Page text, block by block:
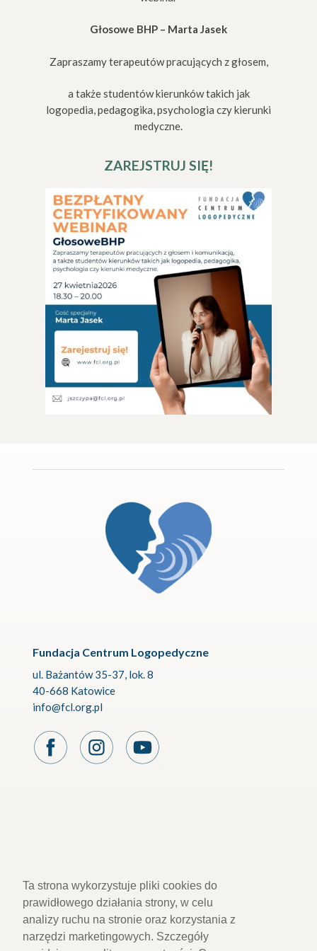
Głosowe BHP – Marta Jasek
Zapraszamyterapeutów pracujących z głosem,
a także studentów kierunków takich jak
logopedia, pedagogika, psychologia czy kierunki
medyczne.
ZAREJSTRUJ SIĘ!
Fundacja Centrum Logopedyczne
ul. Bażantów 35-37, lok. 8
40-668 Katowice
info@fcl.org.pl
Ta strona wykorzystuje pliki cookies do
prawidłowego działania strony, w celu
analizy ruchu na stronie oraz korzystania z
narzędzi marketingowych. Szczegóły